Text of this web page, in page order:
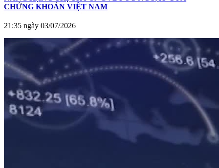
CHỨNG KHOÁN VIỆT NAM
21:35 ngày 03/07/2026